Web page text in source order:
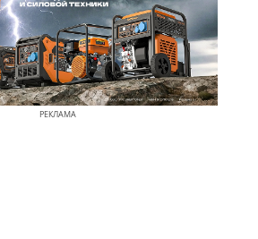
РЕКЛАМА